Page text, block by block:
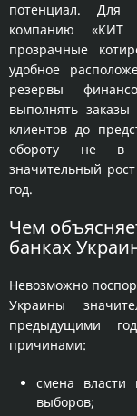
потенциал. Для
компанию «КИТ
прозрачные
удобное
резервы
выполнять
клиентов до
обороту не в
значительный
год.
Чем
банках
Невозможно
Украины
предыдущими
причинами:
смена власти
выборов;